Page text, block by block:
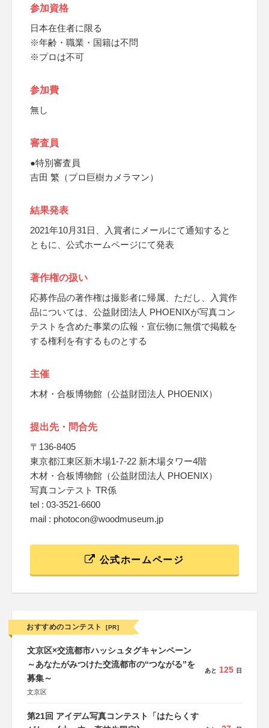
参加資格
日本在住者に限る
※年齢・職業・国籍は不問
※プロは不可
参加費
無し
審査員
●特別審査員
吉田 繁（プロ巨樹カメラマン）
結果発表
2021年10月31日、入賞者にメールにて通知すると
ともに、公式ホームページにて発表
著作権の扱い
応募作品の著作権は撮影者に帰属、ただし、入賞作
品については、公益財団法人 PHOENIXが写真コン
テストを含めた事業の広報・宣伝物に無償で掲載を
する権利を有するものとする
主催
木材・合板博物館（公益財団法人 PHOENIX）
提出先・問合先
〒136-8405
東京都江東区新木場1-7-22 新木場タワー4階
木材・合板博物館（公益財団法人 PHOENIX）
写真コンテスト TR係
tel : 03-3521-6600
mail : photocon@woodmuseum.jp
公式ホームページ
おすすめのコンテスト [PR]
文京区×交流都市ハッシュタグキャンペーン
～あなたがみつけた交流都市の“つながる”を
募集～
文京区
あと 125 日
第21回 アイデム写真コンテスト「はたらくす